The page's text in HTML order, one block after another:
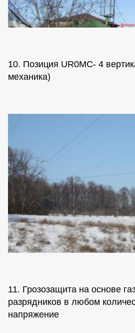
10. Позиция UR0MC- 4
механика)
11. Грозозащита на основе
разрядников в любом
напряжение